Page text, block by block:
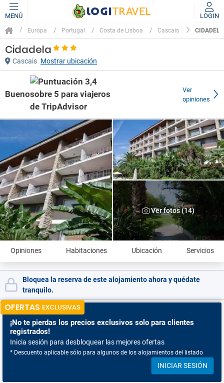
MENÚ LOGIN
Europa Portugal Costa de Lisboa Cascais CIDADELA
Cidadela
Cascais Mostrar ubicación
Bueno
Ver
opiniones
Ver fotos (14)
Opiniones Habitaciones Ubicación Servicios
Bloquea la reserva de este alojamiento ahora y quédate
tranquilo.
OFERTAS EXCLUSIVAS
¡No te pierdas los precios exclusivos solo para clientes
registrados!
Inicia sesión para desbloquear las mejores ofertas
* Descuento aplicable sólo para algunos de los alojamientos del listado
INICIAR SESIÓN